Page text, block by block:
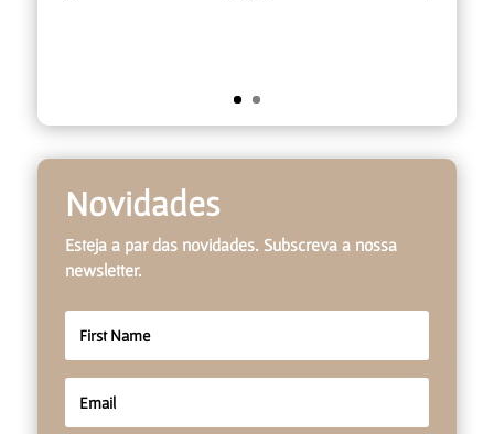
Novidades
Esteja a par das novidades. Subscreva a nossa
newsletter.